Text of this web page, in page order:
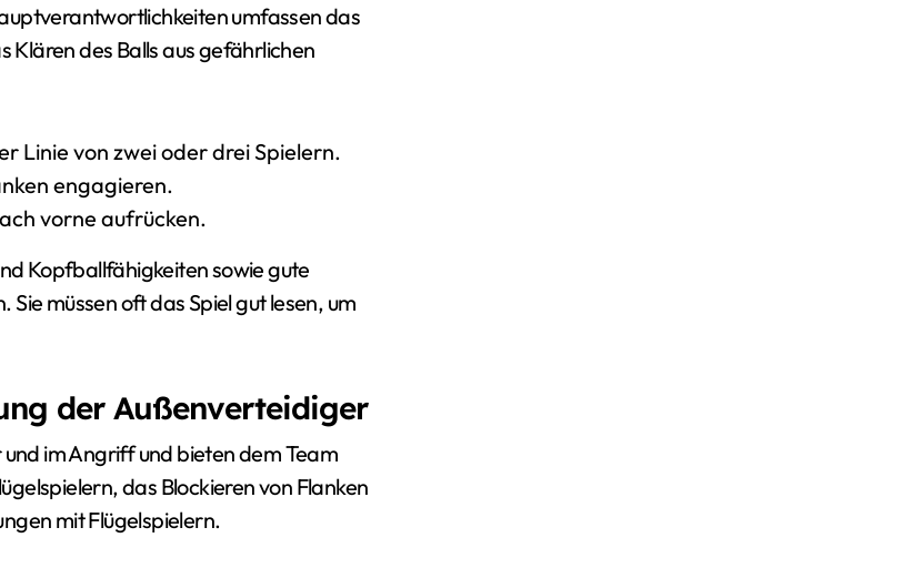
umfassen das
Klären des Balls aus gefährlichen
Linie von zwei oder drei Spielern.
engagieren.
vorne aufrücken.
Kopfballfähigkeiten sowie gute
müssen oft das Spiel gut lesen, um
der Außenverteidiger
im Angriff und bieten dem Team
das Blockieren von Flanken
mit Flügelspielern.